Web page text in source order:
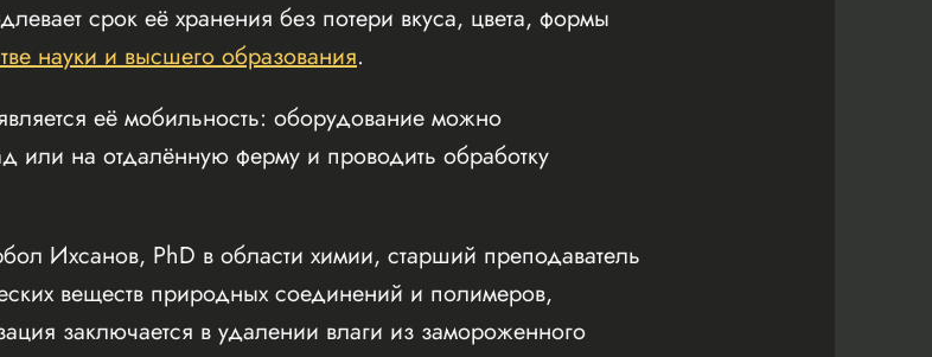
срок её хранения без потери вкуса, цвета, формы
науки и высшего образования.
её мобильность: оборудование можно
или на отдалённую ферму и проводить обработку
Ихсанов, PhD в области химии, старший преподаватель
веществ природных соединений и полимеров,
заключается в удалении влаги из замороженного